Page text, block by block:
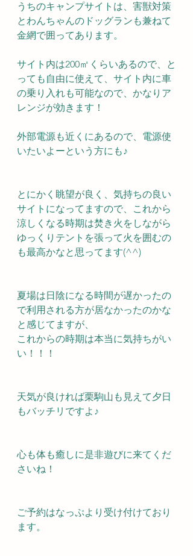
うちのキャンプサイトは、害獣対策
とわんちゃんのドッグランも兼ねて
金網で囲ってあります。
サイト内は200㎡くらいあるので、と
っても自由に使えて、サイト内に車
の乗り入れも可能なので、かなりア
レンジが効きます！
外部電源も近くにあるので、電源使
いたいよーという方にも♪
とにかく眺望が良く、気持ちの良い
サイトになってますので、これから
涼しくなる時期は焚き火をしながら
ゆっくりテントを張って火を囲むの
も最高かなと思ってます(^^)
夏場は日陰になる時間が遅かったの
で利用される方が居なかったのかな
と感じてますが、
これからの時期は本当に気持ちがい
い！！！
天気が良ければ栗駒山も見えて夕日
もバッチリですよ♪
心も体も癒しに是非遊びに来てくだ
さいね！
ご予約はなっぷより受け付けており
ます。